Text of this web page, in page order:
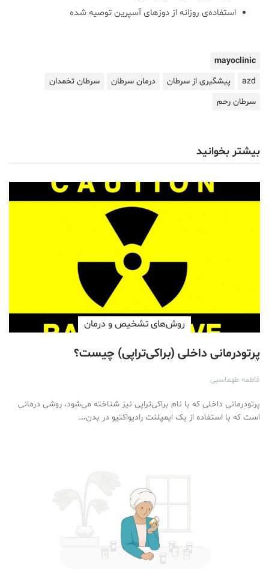
استفاده‌ی روزانه از دوزهای آسپرین توصیه شده
mayoclinic
azd
پیشگیری از سرطان درمان سرطان
سرطان تخمدان
سرطان رحم
بیشتر بخوانید
روش‌های تشخیص و درمان
پرتودرمانی داخلی (براکی‌تراپی) چیست؟
فاطمه طهماسبی
پرتودرمانی داخلی که با نام براکی‌تراپی نیز شناخته می‌شود، روشی درمانی
است که با استفاده از یک ایمپلنت رادیواکتیو در بدن،…